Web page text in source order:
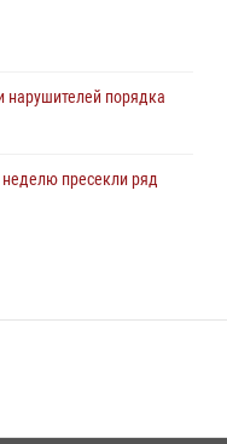
порядка
пресекли ряд
ряд